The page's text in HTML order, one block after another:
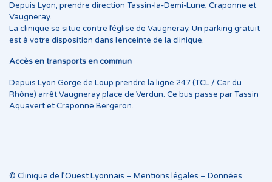
Depuis Lyon, prendre direction Tassin-la-Demi-Lune, Craponne et
Vaugneray.
La clinique se situe contre l’église de Vaugneray. Un parking gratuit
est à votre disposition dans l’enceinte de la clinique.
Accès en transports en commun
Depuis Lyon Gorge de Loup prendre la ligne 247 (TCL / Car du
Rhône) arrêt Vaugneray place de Verdun. Ce bus passe par Tassin
Aquavert et Craponne Bergeron.
© Clinique de l’Ouest Lyonnais – Mentions légales – Données